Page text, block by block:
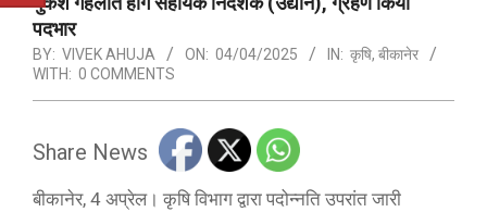
पदभार
BY: VIVEK AHUJA ON: 04/04/2025 IN: कृषि, बीकानेर
WITH: 0 COMMENTS
Share News
बीकानेर, 4 अप्रेल। कृषि विभाग द्वारा पदोन्नति उपरांत जारी